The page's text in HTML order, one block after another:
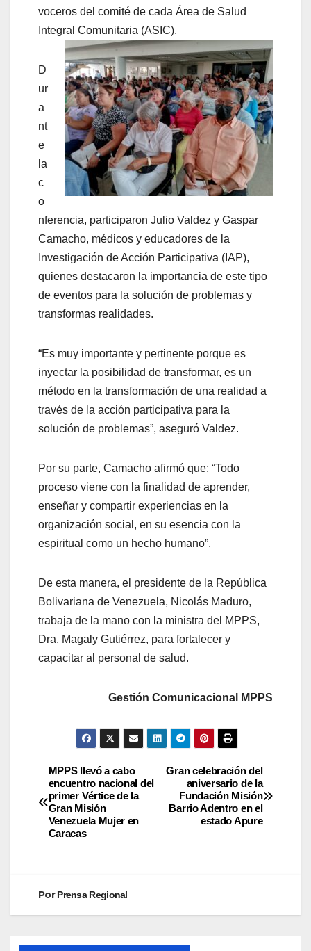
voceros del comité de cada Área de Salud
Integral Comunitaria (ASIC).
D
ur
a
nt
e
la
c
o
nferencia, participaron Julio Valdez y Gaspar
Camacho, médicos y educadores de la
Investigación de Acción Participativa (IAP),
quienes destacaron la importancia de este tipo
de eventos para la solución de problemas y
transformas realidades.
“Es muy importante y pertinente porque es
inyectar la posibilidad de transformar, es un
método en la transformación de una realidad a
través de la acción participativa para la
solución de problemas”, aseguró Valdez.
Por su parte, Camacho afirmó que: “Todo
proceso viene con la finalidad de aprender,
enseñar y compartir experiencias en la
organización social, en su esencia con la
espiritual como un hecho humano”.
De esta manera, el presidente de la República
Bolivariana de Venezuela, Nicolás Maduro,
trabaja de la mano con la ministra del MPPS,
Dra. Magaly Gutiérrez, para fortalecer y
capacitar al personal de salud.
Gestión Comunicacional MPPS
Gran celebración del
aniversario de la
Fundación Misión
Barrio Adentro en el
estado Apure
MPPS llevó a cabo
encuentro nacional del
primer Vértice de la
Gran Misión
Venezuela Mujer en
Caracas
PorPrensa Regional